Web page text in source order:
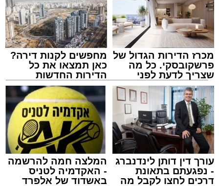
מכרז הדירות הגדול של
פרשקובסקי. כל מה
שצריך לדעת לפני
שמגישים הצעה לדירה
באשדוד
מחפשים לקנות דירה?
כאן תמצאו את כל
הדירות החדשות
למכירה באשדוד >>>
עורך דין דותן לינדנברג
- נפגעתם בתאונת
דרכים לחצו לקבל מה
המלצה חמה להרשמה
- האקדמיה לטניס
באשדוד של אלפרד